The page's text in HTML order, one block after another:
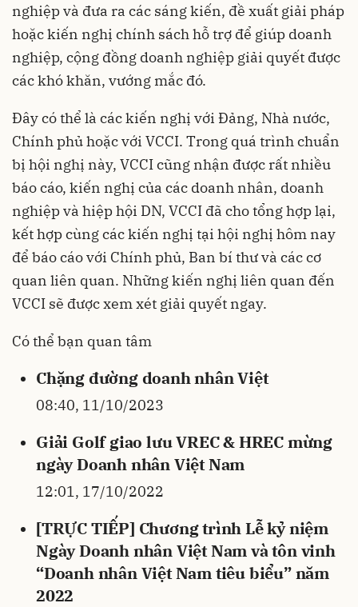
nghiệp và đưa ra các sáng kiến, đề xuất giải pháp
hoặc kiến nghị chính sách hỗ trợ để giúp doanh
nghiệp, cộng đồng doanh nghiệp giải quyết được
các khó khăn, vướng mắc đó.
Đây có thể là các kiến nghị với Đảng, Nhà nước,
Chính phủ hoặc với VCCI. Trong quá trình chuẩn
bị hội nghị này, VCCI cũng nhận được rất nhiều
báo cáo, kiến nghị của các doanh nhân, doanh
nghiệp và hiệp hội DN, VCCI đã cho tổng hợp lại,
kết hợp cùng các kiến nghị tại hội nghị hôm nay
để báo cáo với Chính phủ, Ban bí thư và các cơ
quan liên quan. Những kiến nghị liên quan đến
VCCI sẽ được xem xét giải quyết ngay.
Có thể bạn quan tâm
Chặng đường doanh nhân Việt
08:40, 11/10/2023
Giải Golf giao lưu VREC & HREC mừng
ngày Doanh nhân Việt Nam
12:01, 17/10/2022
[TRỰC TIẾP] Chương trình Lễ kỷ niệm
Ngày Doanh nhân Việt Nam và tôn vinh
“Doanh nhân Việt Nam tiêu biểu” năm
2022